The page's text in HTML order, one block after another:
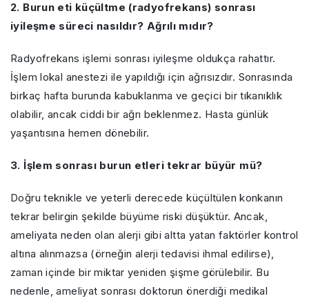
2. Burun eti küçültme (radyofrekans) sonrası
iyileşme süreci nasıldır? Ağrılı mıdır?
Radyofrekans işlemi sonrası iyileşme oldukça rahattır.
İşlem lokal anestezi ile yapıldığı için ağrısızdır. Sonrasında
birkaç hafta burunda kabuklanma ve geçici bir tıkanıklık
olabilir, ancak ciddi bir ağrı beklenmez. Hasta günlük
yaşantısına hemen dönebilir.
3. İşlem sonrası burun etleri tekrar büyür mü?
Doğru teknikle ve yeterli derecede küçültülen konkanın
tekrar belirgin şekilde büyüme riski düşüktür. Ancak,
ameliyata neden olan alerji gibi altta yatan faktörler kontrol
altına alınmazsa (örneğin alerji tedavisi ihmal edilirse),
zaman içinde bir miktar yeniden şişme görülebilir. Bu
nedenle, ameliyat sonrası doktorun önerdiği medikal